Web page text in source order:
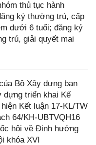
thủ tục hành
ký thường trú, cấp
dưới 6 tuổi; đăng ký
trú, giải quyết mai
Bộ Xây dựng ban
dựng triển khai Kế
Kết luận 17-KL/TW
64/KH-UBTVQH16
hội về Định hướng
khóa XVI